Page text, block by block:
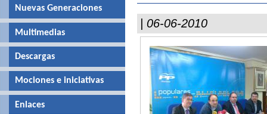
| 06-06-2010
Nuevas Generaciones
Multimedias
Descargas
Mociones e iniciativas
Enlaces